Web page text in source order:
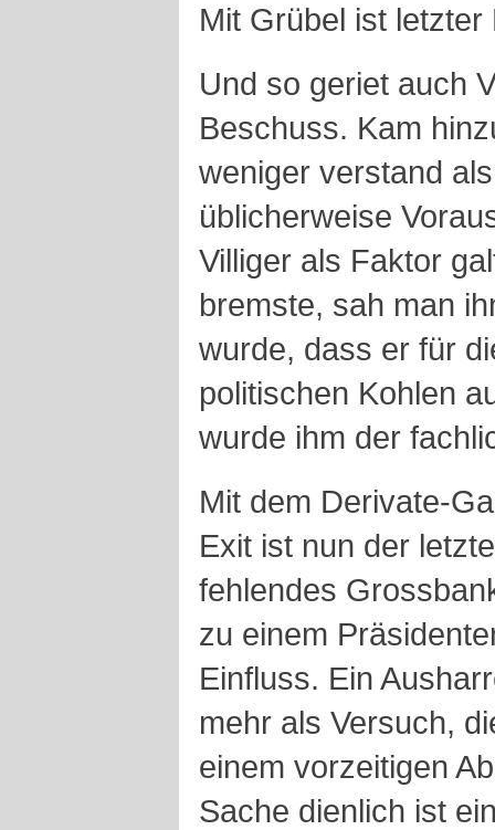
Mit Grübel ist letzter
Und so geriet auch
Beschuss. Kam
weniger verstand
üblicherweise
Villiger als Faktor
bremste, sah man
wurde, dass er für
politischen Kohlen
wurde ihm der
Mit dem Derivate-
Exit ist nun der
fehlendes
zu einem
Einfluss. Ein
mehr als Versuch,
einem vorzeitigen
Sache dienlich ist